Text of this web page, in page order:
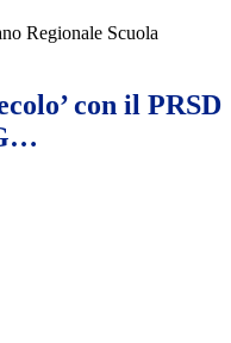
Regionale Scuola
con il PRSD